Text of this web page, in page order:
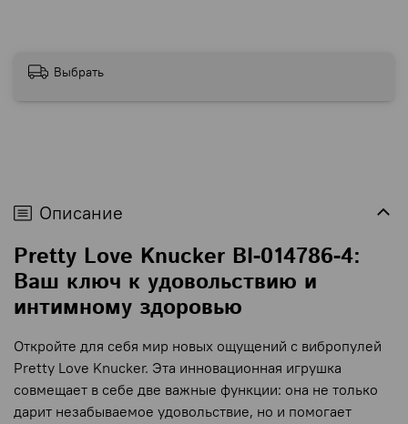
Выбрать
Описание
Pretty Love Knucker BI-014786-4:
Ваш ключ к удовольствию и
интимному здоровью
Откройте для себя мир новых ощущений с вибропулей
Pretty Love Knucker. Эта инновационная игрушка
совмещает в себе две важные функции: она не только
дарит незабываемое удовольствие, но и помогает